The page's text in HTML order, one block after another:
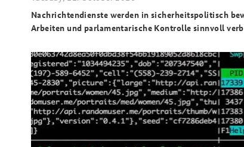
Nachrichtendienste werden in sicherheitspolitisch
Arbeiten und parlamentarische Kontrolle sinnvoll